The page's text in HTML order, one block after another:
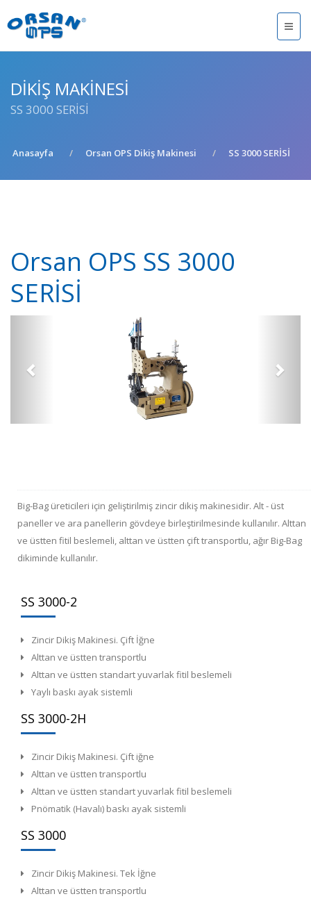
DIKIŞ MAKINESI
SS 3000 SERİSİ
Anasayfa Orsan OPS Dikiş Makinesi SS 3000 SERİSİ
Orsan OPS SS 3000
SERİSİ
Big-Bag üreticileri için geliştirilmiş zincir dikiş makinesidir. Alt - üst
paneller ve ara panellerin gövdeye birleştirilmesinde kullanılır. Alttan
ve üstten fitil beslemeli, alttan ve üstten çift transportlu, ağır Big-Bag
dikiminde kullanılır.
SS 3000-2
Zincir Dikiş Makinesi. Çift İğne
Alttan ve üstten transportlu
Alttan ve üstten standart yuvarlak fitil beslemeli
Yaylı baskı ayak sistemli
SS 3000-2H
Zincir Dikiş Makinesi. Çift iğne
Alttan ve üstten transportlu
Alttan ve üstten standart yuvarlak fitil beslemeli
Pnömatik (Havalı) baskı ayak sistemli
SS 3000
Zincir Dikiş Makinesi. Tek İğne
Alttan ve üstten transportlu